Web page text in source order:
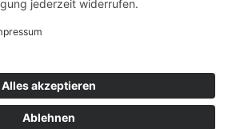
teilnehmen
mit einheitlichen Kriterien
wichtig. Die Ergebnisse werden
und Auswertung auf
Verfügung gestellt.